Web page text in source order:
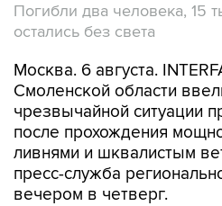
Погибли два человека, 15
остались без света
Москва. 6 августа.
Смоленской области
чрезвычайной ситуации
после прохождения
ливнями и шквалистым
пресс-служба
вечером в четверг.